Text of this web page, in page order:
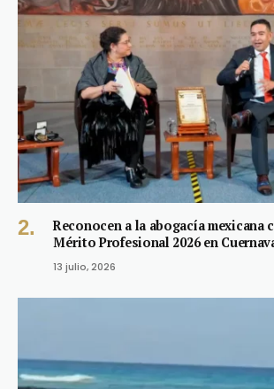
Reconocen a la abogacía mexicana
Mérito Profesional 2026 en
13 julio, 2026